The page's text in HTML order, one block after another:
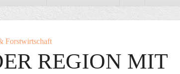
Forstwirtschaft
REGION MIT